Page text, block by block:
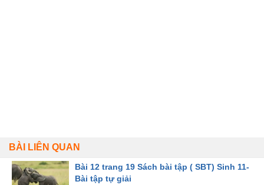
BÀI LIÊN QUAN
Bài 12 trang 19 Sách bài tập ( SBT) Sinh 11-
Bài tập tự giải